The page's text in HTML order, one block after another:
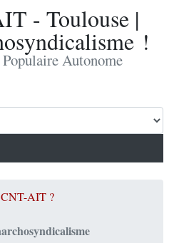
- Toulouse |
!
Populaire Autonome
CNT-AIT ?